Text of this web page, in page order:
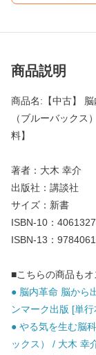
商品説明
商品名:【中古】
（ブルーバック
料】
著者：大木 幸介
出版社：講談社
サイズ：新書
ISBN-10：
ISBN-13：
■こちらの商品も
● 脳内革命 脳から
ンマーク出版 [単行
● やる気を生む脳
ックス） / 大木 幸